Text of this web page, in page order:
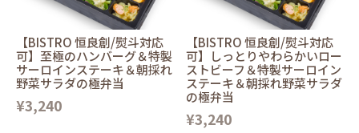
【BISTRO 恒良創/熨斗対応
可】至極のハンバーグ＆特製
サーロインステーキ＆朝採れ
野菜サラダの極弁当
¥3,240
【BISTRO 恒良創/熨斗対応
可】しっとりやわらかいロー
ストビーフ＆特製サーロイン
ステーキ＆朝採れ野菜サラダ
の極弁当
¥3,240